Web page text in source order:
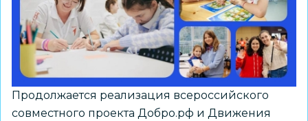
для
школ-
участников
муниципальной
наставнической
лиги
Продолжается реализация всероссийского
совместного проекта Добро.рф и Движения